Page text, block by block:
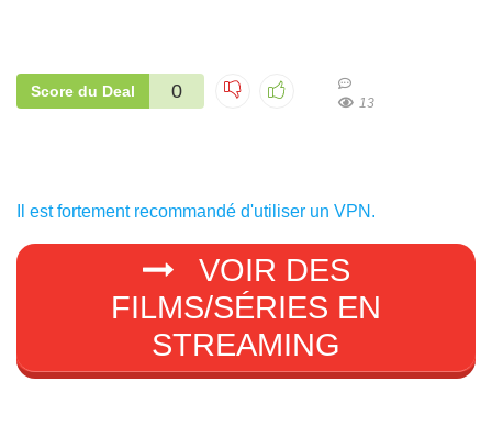
Score du Deal 0
13
Il est fortement recommandé d'utiliser un VPN.
VOIR DES
FILMS/SÉRIES EN
STREAMING